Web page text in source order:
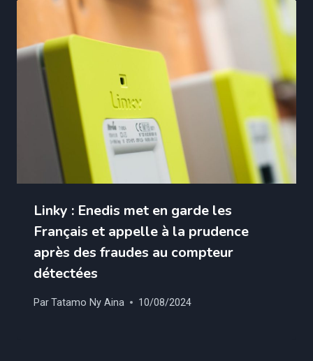
Linky : Enedis met en garde les
Français et appelle à la prudence
après des fraudes au compteur
détectées
ParTatamo Ny Aina 10/08/2024